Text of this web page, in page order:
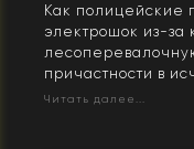
Как полицейские
электрошок из-за
причастности в
Читать далее...